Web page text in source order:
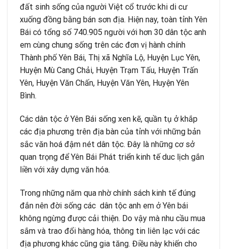
đất sinh sống của người Việt cổ trước khi di cư
xuống đồng bằng bán sơn địa. Hiện nay, toàn tỉnh Yên
Bái có tổng số 740.905 người với hơn 30 dân tộc anh
em cùng chung sống trên các đơn vị hành chính
Thành phố Yên Bái, Thị xã Nghĩa Lộ, Huyện Lục Yên,
Huyện Mù Cang Chải, Huyện Trạm Tấu, Huyện Trấn
Yên, Huyện Văn Chấn, Huyện Văn Yên, Huyện Yên
Bình.
Các dân tộc ở Yên Bái sống xen kẽ, quần tụ ở khắp
các địa phương trên địa bàn của tỉnh với những bản
sắc văn hoá đậm nét dân tộc. Đây là những cơ sở
quan trọng để Yên Bái Phát triển kinh tế duc lịch gắn
liền với xây dựng văn hóa.
Trong những năm qua nhờ chính sách kinh tế đúng
đắn nên đời sống các dân tộc anh em ở Yên bái
không ngừng được cải thiện. Do vậy mà nhu cầu mua
sắm và trao đổi hàng hóa, thông tin liên lạc với các
địa phương khác cũng gia tăng. Điều này khiến cho